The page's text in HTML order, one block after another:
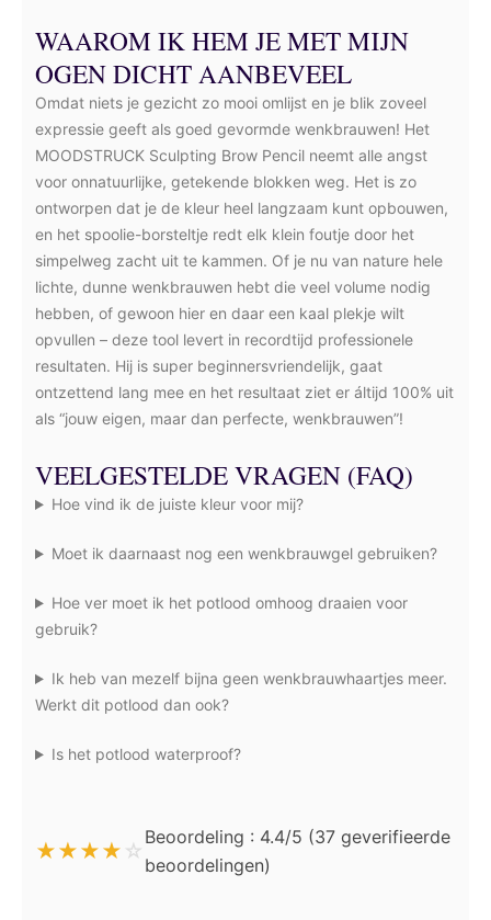
WAAROM IK HEM JE MET MIJN
OGEN DICHT AANBEVEEL
Omdat niets je gezicht zo mooi omlijst en je blik zoveel
expressie geeft als goed gevormde wenkbrauwen! Het
MOODSTRUCK Sculpting Brow Pencil neemt alle angst
voor onnatuurlijke, getekende blokken weg. Het is zo
ontworpen dat je de kleur heel langzaam kunt opbouwen,
en het spoolie-borsteltje redt elk klein foutje door het
simpelweg zacht uit te kammen. Of je nu van nature hele
lichte, dunne wenkbrauwen hebt die veel volume nodig
hebben, of gewoon hier en daar een kaal plekje wilt
opvullen – deze tool levert in recordtijd professionele
resultaten. Hij is super beginnersvriendelijk, gaat
ontzettend lang mee en het resultaat ziet er áltijd 100% uit
als “jouw eigen, maar dan perfecte, wenkbrauwen”!
VEELGESTELDE VRAGEN (FAQ)
Hoe vind ik de juiste kleur voor mij?
Moet ik daarnaast nog een wenkbrauwgel gebruiken?
Hoe ver moet ik het potlood omhoog draaien voor
gebruik?
Ik heb van mezelf bijna geen wenkbrauwhaartjes meer.
Werkt dit potlood dan ook?
Is het potlood waterproof?
★★★★ ☆
Beoordeling : 4.4/5 (37 geverifieerde
beoordelingen)